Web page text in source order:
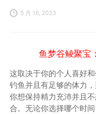
5 月 16, 2023
鱼梦谷鲮聚宝
这取决于你的个人喜好
钓鱼并且有足够的体力
你想保持精力充沛并且
合。无论你选择哪个时